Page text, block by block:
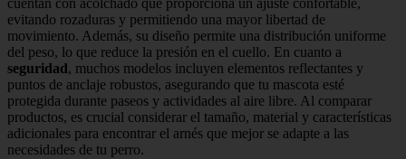
cuentan con acolchado que proporciona un ajuste confortable,
evitando rozaduras y permitiendo una mayor libertad de
movimiento. Además, su diseño permite una distribución uniforme
del peso, lo que reduce la presión en el cuello. En cuanto a
seguridad , muchos modelos incluyen elementos reflectantes y
puntos de anclaje robustos, asegurando que tu mascota esté
protegida durante paseos y actividades al aire libre. Al comparar
productos, es crucial considerar el tamaño, material y características
adicionales para encontrar el arnés que mejor se adapte a las
necesidades de tu perro.